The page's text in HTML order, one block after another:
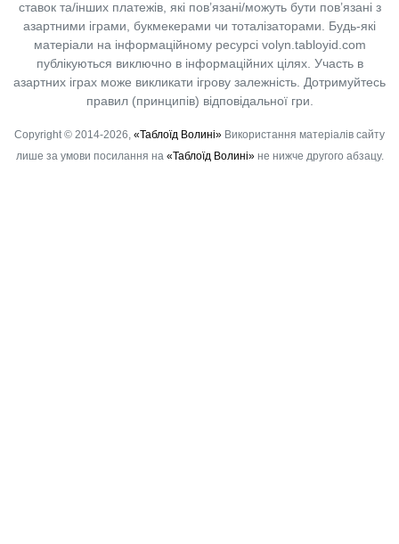
ставок та/інших платежів, які пов’язані/можуть бути пов’язані з
азартними іграми, букмекерами чи тоталізаторами. Будь-які
матеріали на інформаційному ресурсі volyn.tabloyid.com
публікуються виключно в інформаційних цілях. Участь в
азартних іграх може викликати ігрову залежність. Дотримуйтесь
правил (принципів) відповідальної гри.
Copyright © 2014-2026, «Таблоїд Волині» Використання матеріалів сайту
лише за умови посилання на «Таблоїд Волині»не нижче другого абзацу.